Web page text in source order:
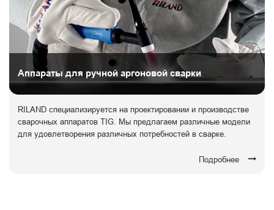
Аппараты для ручной аргоновой сварки
RILAND специализируется на проектировании и производстве
сварочных аппаратов TIG. Мы предлагаем различные модели
для удовлетворения различных потребностей в сварке.
Подробнее